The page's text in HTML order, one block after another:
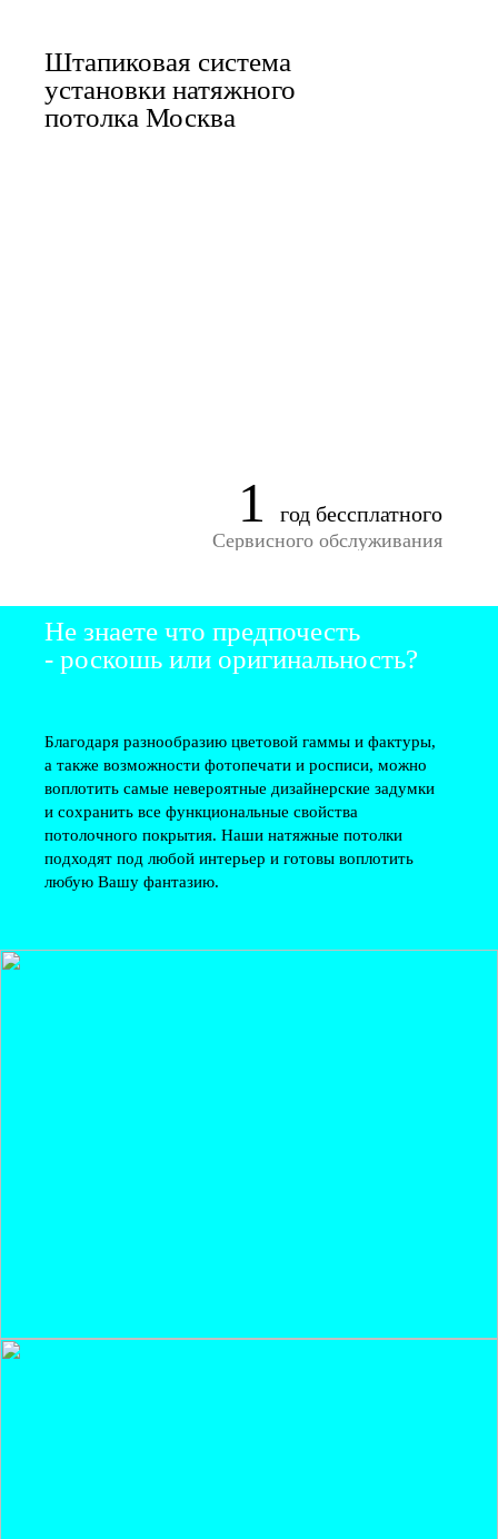
Штапиковая система
установки натяжного
потолка Москва
1 год бессплатного
Сервисного обслуживания
Не знаете что предпочесть
- роскошь или оригинальность?
Благодаря разнообразию цветовой гаммы и фактуры,
а также возможности фотопечати и росписи, можно
воплотить самые невероятные дизайнерские задумки
и сохранить все функциональные свойства
потолочного покрытия. Наши натяжные потолки
подходят под любой интерьер и готовы воплотить
любую Вашу фантазию.